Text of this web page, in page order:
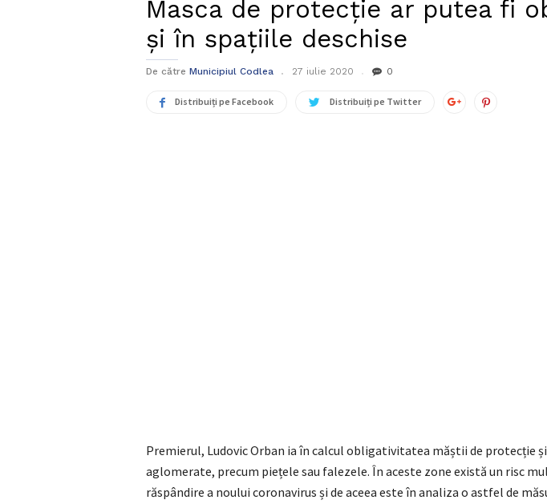
Masca de protecție ar putea fi
și în spațiile deschise
De către Municipiul Codlea 27 iulie 2020 0
Distribuiți pe Facebook Distribuiți pe Twitter
Premierul, Ludovic Orban ia în calcul obligativitatea măștii de protecție și
aglomerate, precum piețele sau falezele. În aceste zone există un risc
răspândire a noului coronavirus și de aceea este în analiza o astfel de